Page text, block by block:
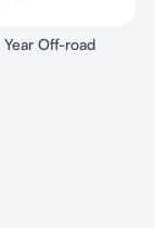
Off-road